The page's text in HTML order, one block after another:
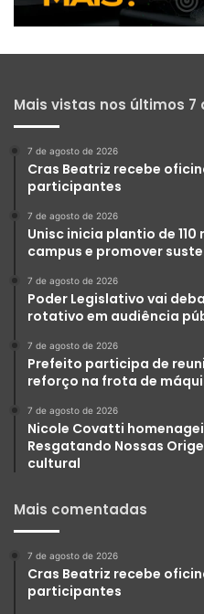
Mais vistas nos últimos 7
7 de agosto de 2026
Cras Beatriz recebe
participantes
7 de agosto de 2026
Unisc inicia plantio de
campus e promover
7 de agosto de 2026
Poder Legislativo vai
rotativo em audiência
7 de agosto de 2026
Prefeito participa de
reforço na frota de
7 de agosto de 2026
Nicole Covatti
Resgatando Nossas
cultural
Mais comentadas
7 de agosto de 2026
Cras Beatriz recebe
participantes